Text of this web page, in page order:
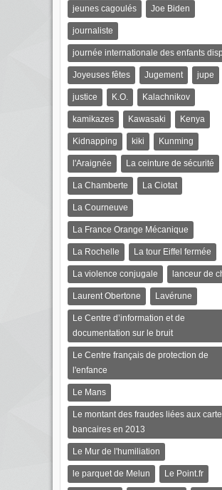
jeunes cagoulés Joe Biden
journaliste
journée internationale des enfants
Joyeuses fêtes Jugement jupe
justice K.O. Kalachnikov
kamikazes Kawasaki Kenya
Kidnapping kiki Kunming
l'Araignée La ceinture de sécurité
La Chamberte La Ciotat
La Courneuve
La France Orange Mécanique
La Rochelle La tour Eiffel fermée
La violence conjugale lanceur de
Laurent Obertone Lavérune
Le Centre d’information et de
documentation sur le bruit
Le Centre français de protection de
l'enfance
Le Mans
Le montant des fraudes liées aux
bancaires en 2013
Le Mur de l'humiliation
le parquet de Melun Le Point.fr